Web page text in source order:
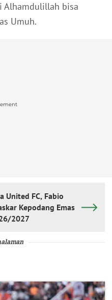
Alhamdulillah bisa
Umuh.
United FC, Fabio
Kepodang Emas
2027